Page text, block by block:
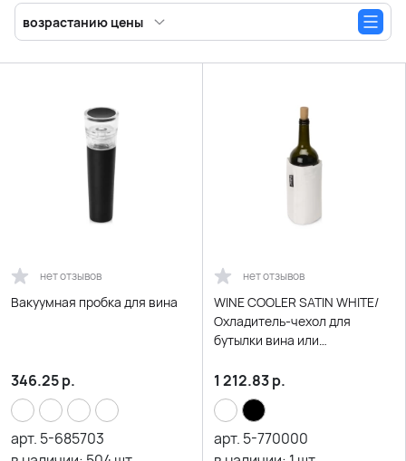
возрастанию цены
нет отзывов
Вакуумная пробка для вина
346.25р.
арт. 5-685703
нет отзывов
WINE COOLER SATIN WHITE/
Охладитель-чехол для
бутылки вина или
1 212.83р.
арт. 5-770000